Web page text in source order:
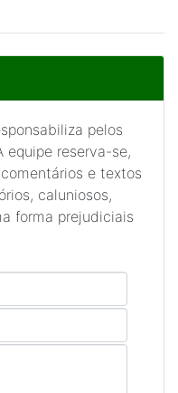
pelos
equipe reserva-se,
e textos
caluniosos,
forma prejudiciais